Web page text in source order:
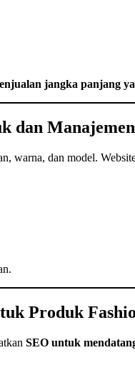
jangka panjang
dan
warna, dan model.
Produk
SEO untuk